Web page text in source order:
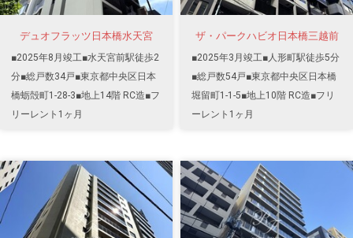
デュオフラッツ日本橋水天宮
■2025年8月竣工■水天宮前駅徒歩2
分■総戸数34戸■東京都中央区日本
橋蛎殻町1-28-3■地上14階 RC造■フ
リーレント1ヶ月
ザ・パークハビオ日本橋三越前
■2025年3月竣工■人形町駅徒歩5分
■総戸数54戸■東京都中央区日本橋
堀留町1-1-5■地上10階 RC造■フリ
ーレント1ヶ月